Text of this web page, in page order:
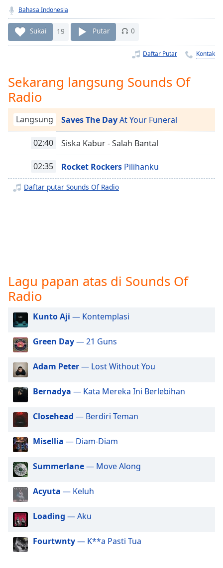
Remaining
Time-
Chapters
Chapters
Descriptions
descriptions
off,
selected
Subtitles
off ,
selected
Audio
Track
Picture-
in-
Fullscreen
This
modal
window.
Beginning
dialog
window.
Escape
cancel
window.
Bahasa Indonesia
Sukai 19 Putar 0
Daftar Putar Kontak
Sekarang langsung Sounds Of
Radio
Langsung Saves The DayAt Your Funeral
02:40 Siska Kabur - Salah Bantal
02:35 Rocket Rockers Pilihanku
Daftar putar Sounds Of Radio
Lagu papan atas di Sounds Of
Radio
Kunto Aji — Kontemplasi
Green Day— 21 Guns
Adam Peter— Lost Without You
Bernadya — Kata Mereka Ini Berlebihan
Closehead — Berdiri Teman
Misellia — Diam-Diam
Summerlane— Move Along
Acyuta — Keluh
Loading — Aku
Fourtwnty— K**a Pasti Tua